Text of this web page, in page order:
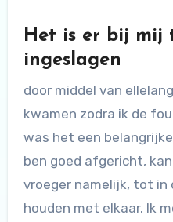
Het is er bij mij
ingeslagen
door middel van
kwamen zodra ik de
was het een
ben goed afgericht,
vroeger namelijk, tot in
houden met elkaar. Ik